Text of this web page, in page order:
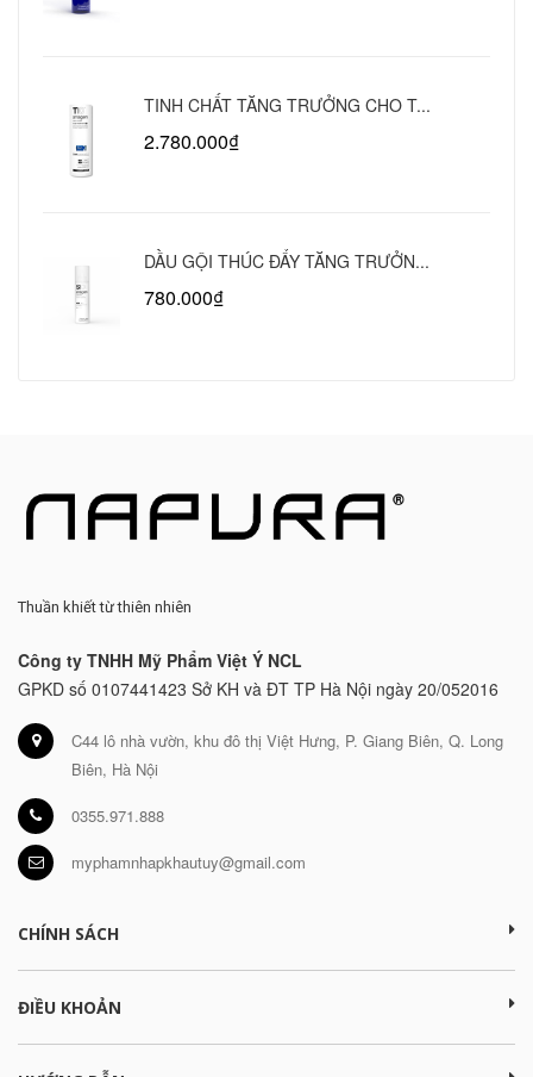
TINH CHẤT TĂNG TRƯỞNG CHO T...
2.780.000₫
DẦU GỘI THÚC ĐẨY TĂNG TRƯỞN...
780.000₫
Thuần khiết từ thiên nhiên
Công ty TNHH Mỹ Phẩm Việt Ý NCL
GPKD số 0107441423 Sở KH và ĐT TP Hà Nội ngày 20/052016
C44 lô nhà vườn, khu đô thị Việt Hưng, P. Giang Biên, Q. Long
Biên, Hà Nội
0355.971.888
myphamnhapkhautuy@gmail.com
CHÍNH SÁCH
ĐIỀU KHOẢN